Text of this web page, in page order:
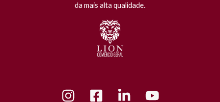
da mais alta qualidade.